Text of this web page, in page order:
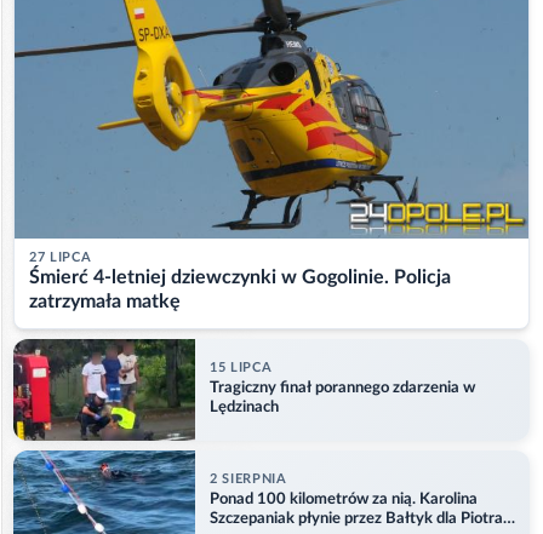
27 LIPCA
Śmierć 4-letniej dziewczynki w Gogolinie. Policja
zatrzymała matkę
15 LIPCA
Tragiczny finał porannego zdarzenia w
Lędzinach
2 SIERPNIA
Ponad 100 kilometrów za nią. Karolina
Szczepaniak płynie przez Bałtyk dla Piotra.